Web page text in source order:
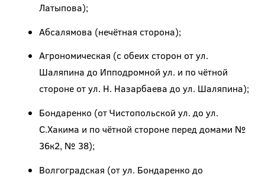
Латыпова);
Абсалямова (нечётная сторона);
Агрономическая (с обеих сторон от ул.
Шаляпина до Ипподромной ул. и по чётной
стороне от ул. Н. Назарбаева до ул. Шаляпина);
Бондаренко (от Чистопольской ул. до ул.
С.Хакима и по чётной стороне перед домами №
36к2, № 38);
Волгоградская (от ул. Бондаренко до